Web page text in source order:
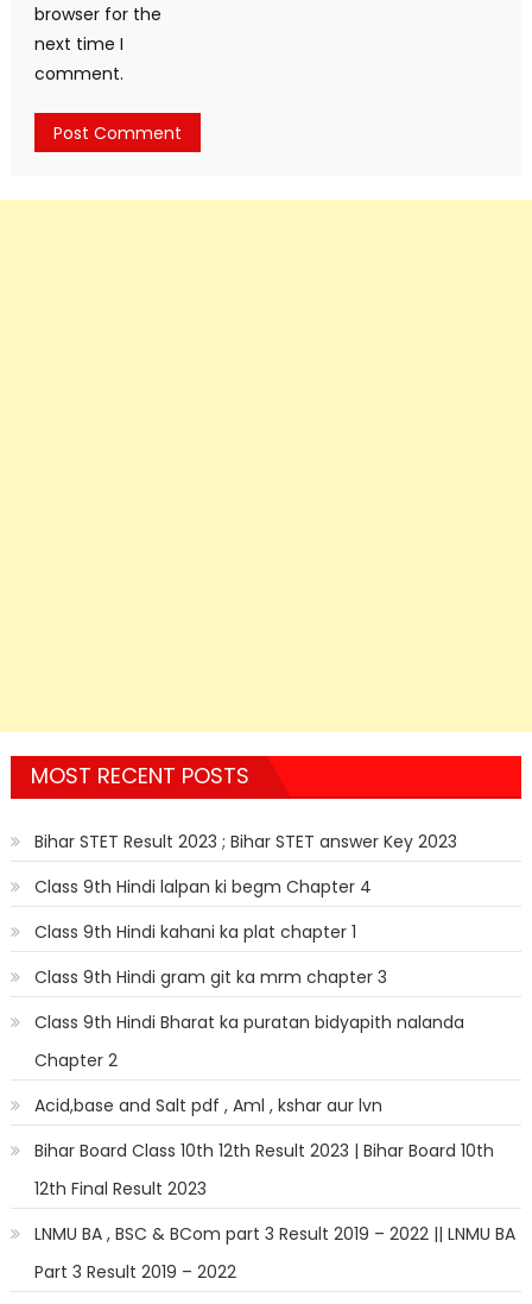
browser for the
next time I
comment.
MOST RECENT POSTS
Bihar STET Result 2023 ; Bihar STET answer Key 2023
Class 9th Hindi lalpan ki begm Chapter 4
Class 9th Hindi kahani ka plat chapter 1
Class 9th Hindi gram git ka mrm chapter 3
Class 9th Hindi Bharat ka puratan bidyapith nalanda
Chapter 2
Acid,base and Salt pdf , Aml , kshar aur lvn
Bihar Board Class 10th 12th Result 2023 | Bihar Board 10th
12th Final Result 2023
LNMU BA , BSC & BCom part 3 Result 2019 – 2022 || LNMU BA
Part 3 Result 2019 – 2022